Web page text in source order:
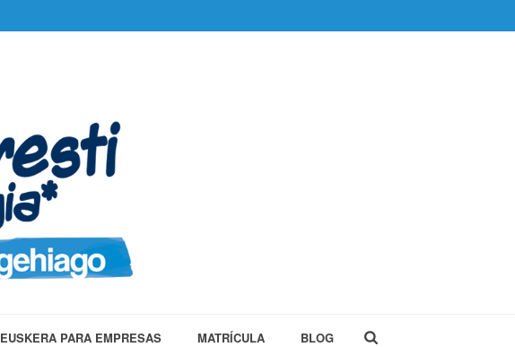
EUSKERA PARA EMPRESAS MATRÍCULA BLOG